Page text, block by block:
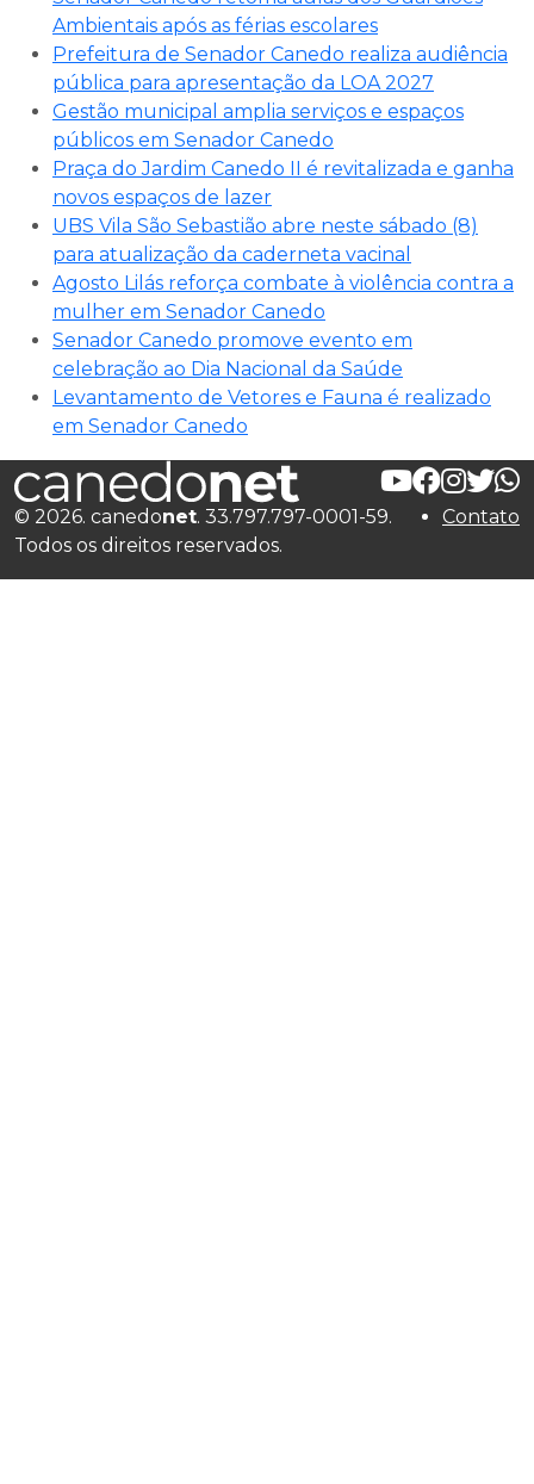
Ambientais após as férias escolares
Prefeitura de Senador Canedo realiza audiência
pública para apresentação da LOA 2027
Gestão municipal amplia serviços e espaços
públicos em Senador Canedo
Praça do Jardim Canedo II é revitalizada e ganha
novos espaços de lazer
UBS Vila São Sebastião abre neste sábado (8)
para atualização da caderneta vacinal
Agosto Lilás reforça combate à violência contra a
mulher em Senador Canedo
Senador Canedo promove evento em
celebração ao Dia Nacional da Saúde
Levantamento de Vetores e Fauna é realizado
em Senador Canedo
© 2026. canedonet. 33.797.797-0001-59.
Todos os direitos reservados.
Contato